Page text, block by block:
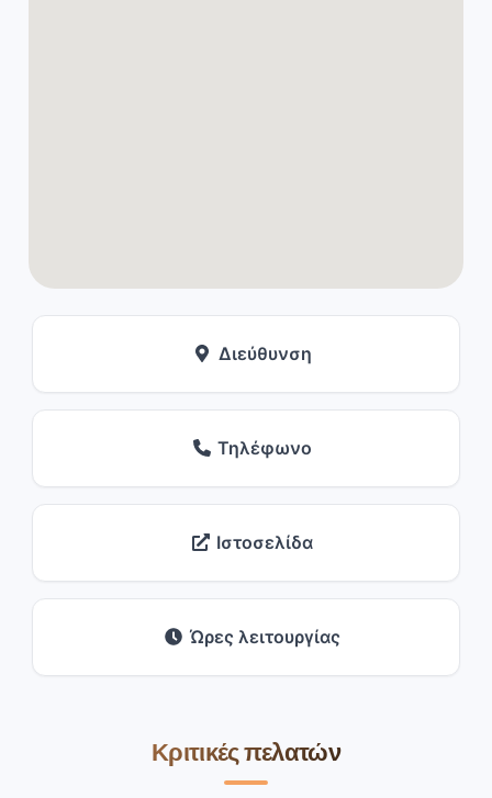
Διεύθυνση
Τηλέφωνο
Ιστοσελίδα
Ώρες λειτουργίας
Κριτικές πελατών